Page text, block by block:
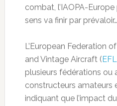
combat, l’IAOPA-
sens va finir par prévaloir…
L’European Federation
and Vintage Aircraft (
plusieurs fédérations ou
constructeurs amateurs
indiquant que l’impact